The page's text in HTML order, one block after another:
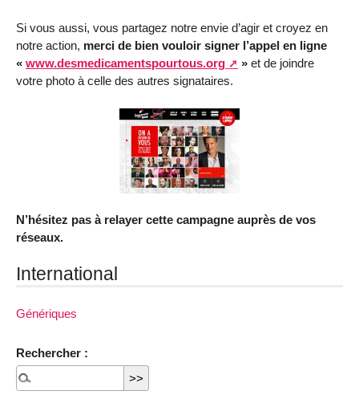
Si vous aussi, vous partagez notre envie d’agir et croyez en
notre action, merci de bien vouloir signer l’appel en ligne
« www.desmedicamentspourtous.org » et de joindre
votre photo à celle des autres signataires.
N’hésitez pas à relayer cette campagne auprès de vos
réseaux.
International
Génériques
Rechercher :